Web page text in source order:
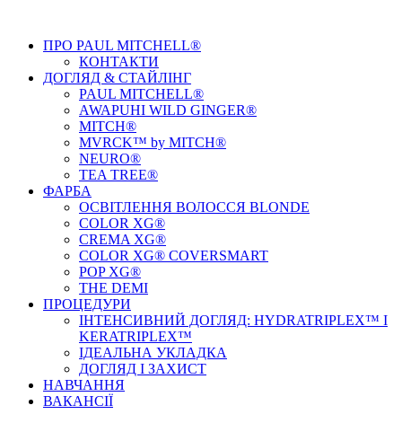
ПРО PAUL MITCHELL®
КОНТАКТИ
ДОГЛЯД & СТАЙЛIНГ
PAUL MITCHELL®
AWAPUHI WILD GINGER®
MITCH®
MVRCK™ by MITCH®
NEURO®
TEA TREE®
ФАРБА
ОСВІТЛЕННЯ ВОЛОССЯ BLONDE
COLOR XG®
CREMA XG®
COLOR XG® COVERSMART
POP XG®
THE DEMI
ПРОЦЕДУРИ
ІНТЕНСИВНИЙ ДОГЛЯД: HYDRATRIPLEX™ І
KERATRIPLEX™
ІДЕАЛЬНА УКЛАДКА
ДОГЛЯД І ЗАХИСТ
НАВЧАННЯ
ВАКАНСІЇ